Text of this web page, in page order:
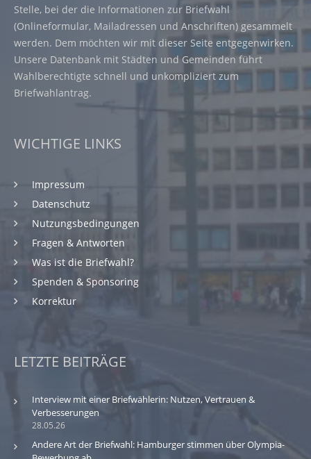
Stelle, bei der die Informationen zur Briefwahl
(Onlineformular, Mailadressen und Anschriften) gesammelt
werden. Dem möchten wir mit dieser Seite entgegenwirken.
Unsere Datenbank mit Städten und Gemeinden führt
Wahlberechtigte schnell und unkompliziert zum
Briefwahlantrag.
WICHTIGE LINKS
Impressum
Datenschutz
Nutzungsbedingungen
Fragen & Antworten
Was ist die Briefwahl?
Spenden & Sponsoring
Korrektur
LETZTE BEITRÄGE
28.05.26
Interview mit einer Briefwählerin: Nutzen, Vertrauen &
Verbesserungen
Andere Art der Briefwahl: Hamburger stimmen über Olympia-